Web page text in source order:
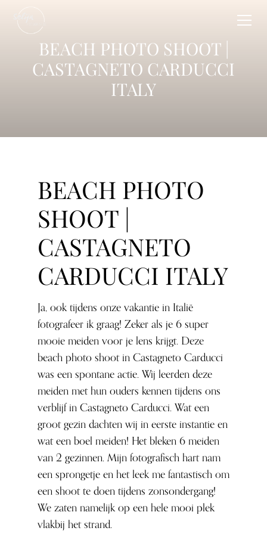
BEACH PHOTO SHOOT |
CASTAGNETO CARDUCCI
ITALY
BEACH PHOTO
SHOOT |
CASTAGNETO
CARDUCCI ITALY
Ja, ook tijdens onze vakantie in Italië
fotografeer ik graag! Zeker als je 6 super
mooie meiden voor je lens krijgt. Deze
beach photo shoot in Castagneto Carducci
was een spontane actie. Wij leerden deze
meiden met hun ouders kennen tijdens ons
verblijf in Castagneto Carducci. Wat een
groot gezin dachten wij in eerste instantie en
wat een boel meiden! Het bleken 6 meiden
van 2 gezinnen. Mijn fotografisch hart nam
een sprongetje en het leek me fantastisch om
een shoot te doen tijdens zonsondergang!
We zaten namelijk op een hele mooi plek
vlakbij het strand.